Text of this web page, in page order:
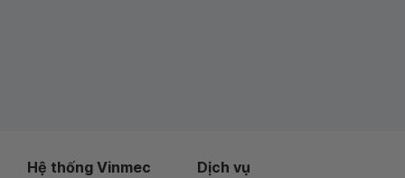
Hệ thống Vinmec Dịch vụ